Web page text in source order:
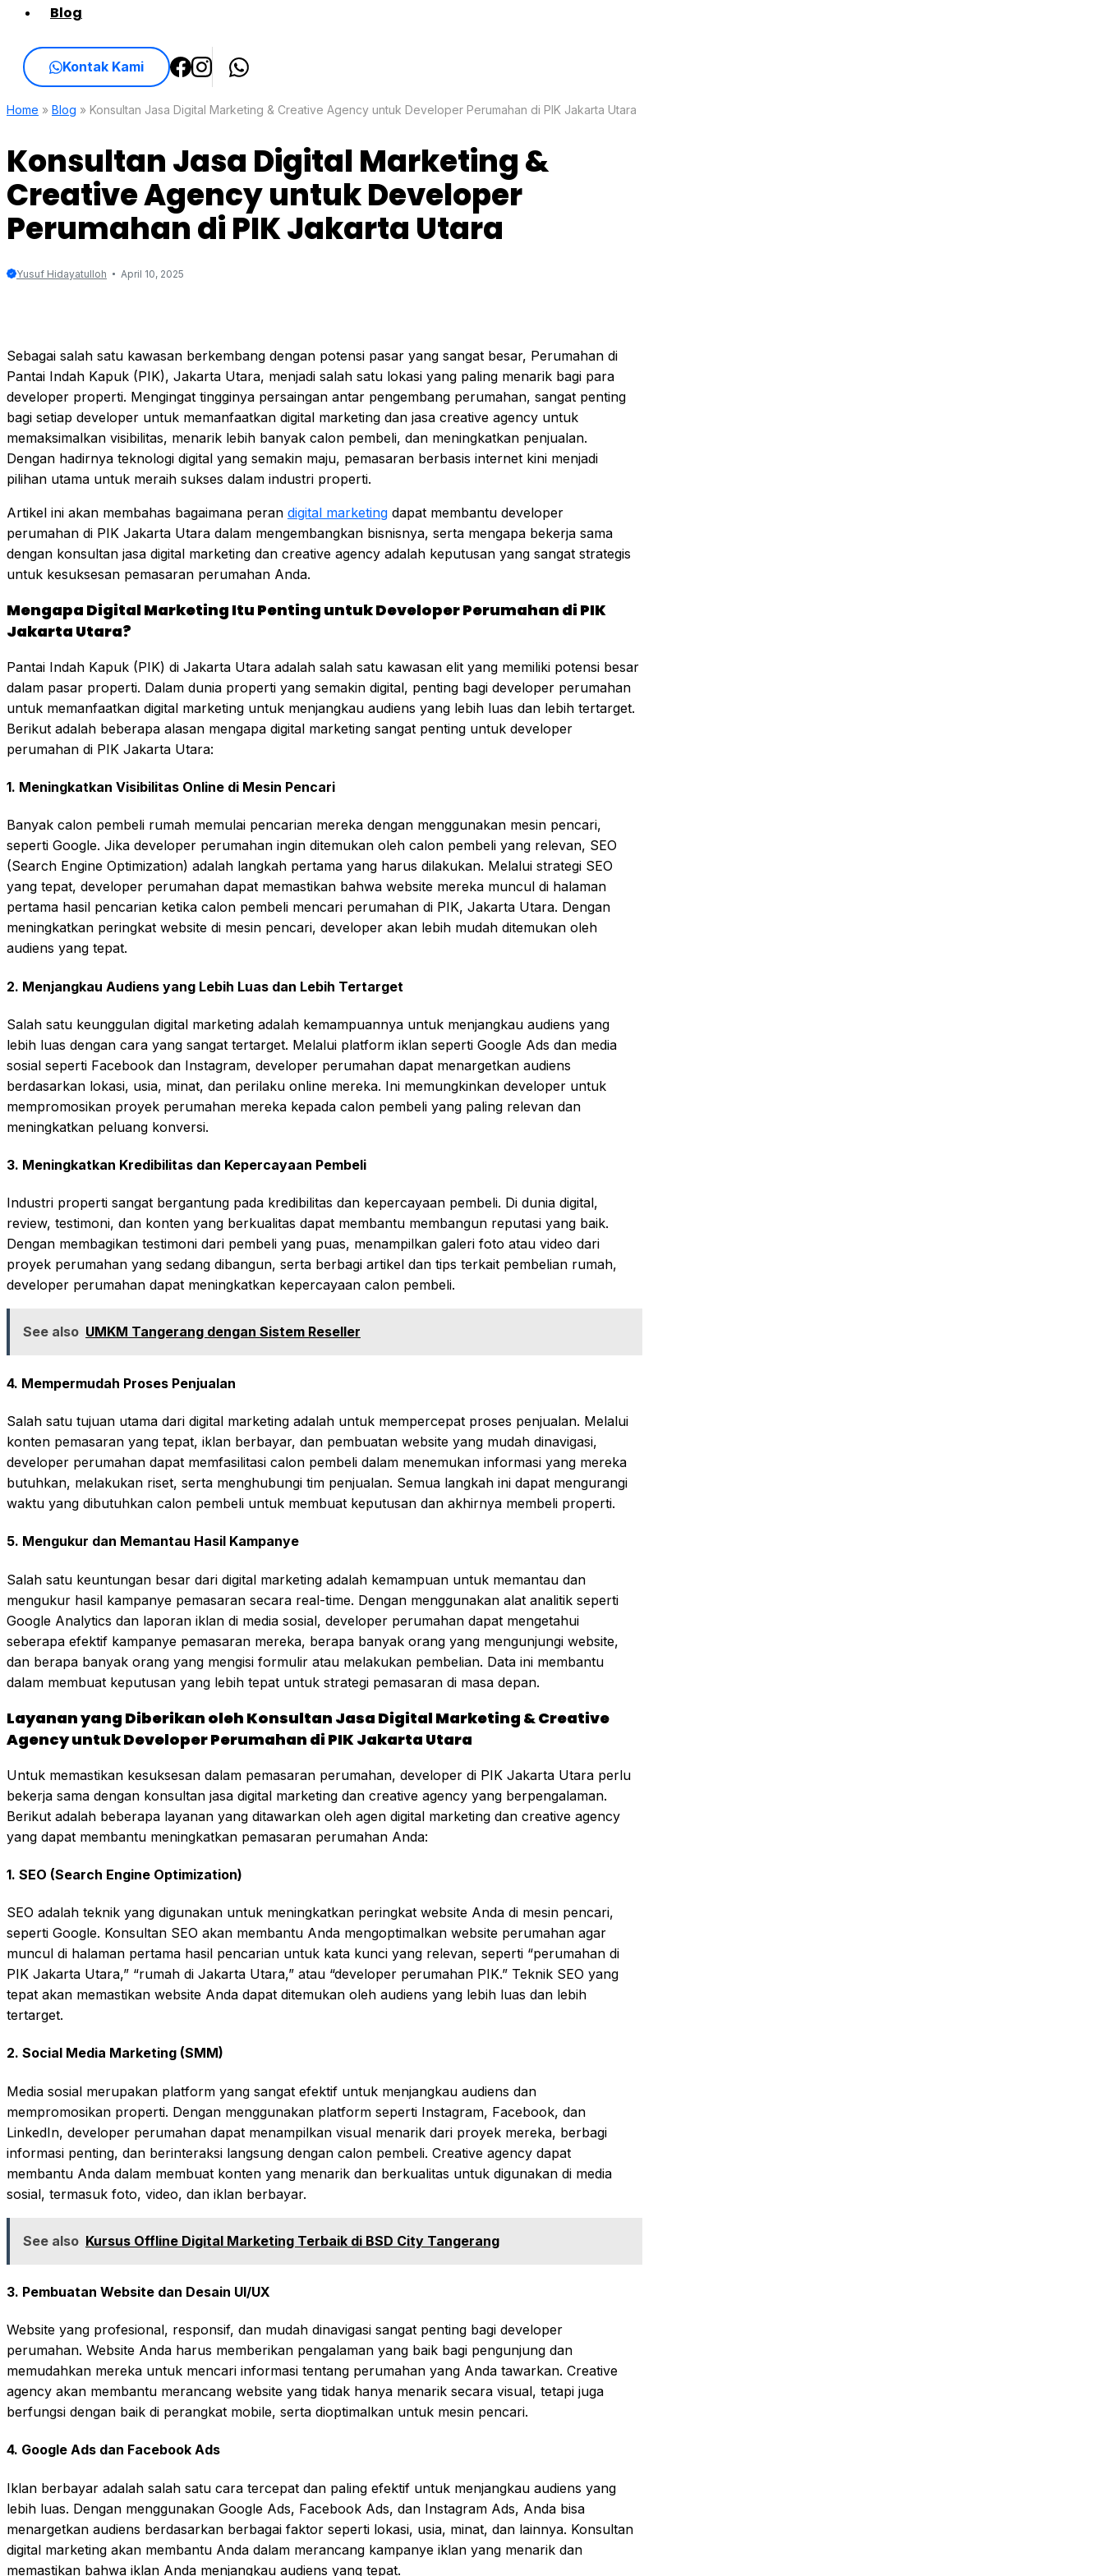
Blog
Kontak Kami
Home » Blog » Konsultan Jasa Digital Marketing & Creative Agency untuk Developer Perumahan di PIK Jakarta Utara
Konsultan Jasa Digital Marketing &
Creative Agency untuk Developer
Perumahan di PIK Jakarta Utara
Yusuf Hidayatulloh April 10, 2025
Sebagai salah satu kawasan berkembang dengan potensi pasar yang sangat besar, Perumahan di
Pantai Indah Kapuk (PIK), Jakarta Utara, menjadi salah satu lokasi yang paling menarik bagi para
developer properti. Mengingat tingginya persaingan antar pengembang perumahan, sangat penting
bagi setiap developer untuk memanfaatkan digital marketing dan jasa creative agency untuk
memaksimalkan visibilitas, menarik lebih banyak calon pembeli, dan meningkatkan penjualan.
Dengan hadirnya teknologi digital yang semakin maju, pemasaran berbasis internet kini menjadi
pilihan utama untuk meraih sukses dalam industri properti.
Artikel ini akan membahas bagaimana peran digital marketing dapat membantu developer
perumahan di PIK Jakarta Utara dalam mengembangkan bisnisnya, serta mengapa bekerja sama
dengan konsultan jasa digital marketing dan creative agency adalah keputusan yang sangat strategis
untuk kesuksesan pemasaran perumahan Anda.
Mengapa Digital Marketing Itu Penting untuk Developer Perumahan di PIK
Jakarta Utara?
Pantai Indah Kapuk (PIK) di Jakarta Utara adalah salah satu kawasan elit yang memiliki potensi besar
dalam pasar properti. Dalam dunia properti yang semakin digital, penting bagi developer perumahan
untuk memanfaatkan digital marketing untuk menjangkau audiens yang lebih luas dan lebih tertarget.
Berikut adalah beberapa alasan mengapa digital marketing sangat penting untuk developer
perumahan di PIK Jakarta Utara:
1. Meningkatkan Visibilitas Online di Mesin Pencari
Banyak calon pembeli rumah memulai pencarian mereka dengan menggunakan mesin pencari,
seperti Google. Jika developer perumahan ingin ditemukan oleh calon pembeli yang relevan, SEO
(Search Engine Optimization) adalah langkah pertama yang harus dilakukan. Melalui strategi SEO
yang tepat, developer perumahan dapat memastikan bahwa website mereka muncul di halaman
pertama hasil pencarian ketika calon pembeli mencari perumahan di PIK, Jakarta Utara. Dengan
meningkatkan peringkat website di mesin pencari, developer akan lebih mudah ditemukan oleh
audiens yang tepat.
2. Menjangkau Audiens yang Lebih Luas dan Lebih Tertarget
Salah satu keunggulan digital marketing adalah kemampuannya untuk menjangkau audiens yang
lebih luas dengan cara yang sangat tertarget. Melalui platform iklan seperti Google Ads dan media
sosial seperti Facebook dan Instagram, developer perumahan dapat menargetkan audiens
berdasarkan lokasi, usia, minat, dan perilaku online mereka. Ini memungkinkan developer untuk
mempromosikan proyek perumahan mereka kepada calon pembeli yang paling relevan dan
meningkatkan peluang konversi.
3. Meningkatkan Kredibilitas dan Kepercayaan Pembeli
Industri properti sangat bergantung pada kredibilitas dan kepercayaan pembeli. Di dunia digital,
review, testimoni, dan konten yang berkualitas dapat membantu membangun reputasi yang baik.
Dengan membagikan testimoni dari pembeli yang puas, menampilkan galeri foto atau video dari
proyek perumahan yang sedang dibangun, serta berbagi artikel dan tips terkait pembelian rumah,
developer perumahan dapat meningkatkan kepercayaan calon pembeli.
See also UMKM Tangerang dengan Sistem Reseller
4. Mempermudah Proses Penjualan
Salah satu tujuan utama dari digital marketing adalah untuk mempercepat proses penjualan. Melalui
konten pemasaran yang tepat, iklan berbayar, dan pembuatan website yang mudah dinavigasi,
developer perumahan dapat memfasilitasi calon pembeli dalam menemukan informasi yang mereka
butuhkan, melakukan riset, serta menghubungi tim penjualan. Semua langkah ini dapat mengurangi
waktu yang dibutuhkan calon pembeli untuk membuat keputusan dan akhirnya membeli properti.
5. Mengukur dan Memantau Hasil Kampanye
Salah satu keuntungan besar dari digital marketing adalah kemampuan untuk memantau dan
mengukur hasil kampanye pemasaran secara real-time. Dengan menggunakan alat analitik seperti
Google Analytics dan laporan iklan di media sosial, developer perumahan dapat mengetahui
seberapa efektif kampanye pemasaran mereka, berapa banyak orang yang mengunjungi website,
dan berapa banyak orang yang mengisi formulir atau melakukan pembelian. Data ini membantu
dalam membuat keputusan yang lebih tepat untuk strategi pemasaran di masa depan.
Layanan yang Diberikan oleh Konsultan Jasa Digital Marketing & Creative
Agency untuk Developer Perumahan di PIK Jakarta Utara
Untuk memastikan kesuksesan dalam pemasaran perumahan, developer di PIK Jakarta Utara perlu
bekerja sama dengan konsultan jasa digital marketing dan creative agency yang berpengalaman.
Berikut adalah beberapa layanan yang ditawarkan oleh agen digital marketing dan creative agency
yang dapat membantu meningkatkan pemasaran perumahan Anda:
1. SEO (Search Engine Optimization)
SEO adalah teknik yang digunakan untuk meningkatkan peringkat website Anda di mesin pencari,
seperti Google. Konsultan SEO akan membantu Anda mengoptimalkan website perumahan agar
muncul di halaman pertama hasil pencarian untuk kata kunci yang relevan, seperti “perumahan di
PIK Jakarta Utara,” “rumah di Jakarta Utara,” atau “developer perumahan PIK.” Teknik SEO yang
tepat akan memastikan website Anda dapat ditemukan oleh audiens yang lebih luas dan lebih
tertarget.
2. Social Media Marketing (SMM)
Media sosial merupakan platform yang sangat efektif untuk menjangkau audiens dan
mempromosikan properti. Dengan menggunakan platform seperti Instagram, Facebook, dan
LinkedIn, developer perumahan dapat menampilkan visual menarik dari proyek mereka, berbagi
informasi penting, dan berinteraksi langsung dengan calon pembeli. Creative agency dapat
membantu Anda dalam membuat konten yang menarik dan berkualitas untuk digunakan di media
sosial, termasuk foto, video, dan iklan berbayar.
See also Kursus Offline Digital Marketing Terbaik di BSD City Tangerang
3. Pembuatan Website dan Desain UI/UX
Website yang profesional, responsif, dan mudah dinavigasi sangat penting bagi developer
perumahan. Website Anda harus memberikan pengalaman yang baik bagi pengunjung dan
memudahkan mereka untuk mencari informasi tentang perumahan yang Anda tawarkan. Creative
agency akan membantu merancang website yang tidak hanya menarik secara visual, tetapi juga
berfungsi dengan baik di perangkat mobile, serta dioptimalkan untuk mesin pencari.
4. Google Ads dan Facebook Ads
Iklan berbayar adalah salah satu cara tercepat dan paling efektif untuk menjangkau audiens yang
lebih luas. Dengan menggunakan Google Ads, Facebook Ads, dan Instagram Ads, Anda bisa
menargetkan audiens berdasarkan berbagai faktor seperti lokasi, usia, minat, dan lainnya. Konsultan
digital marketing akan membantu Anda dalam merancang kampanye iklan yang menarik dan
memastikan bahwa iklan Anda menjangkau audiens yang tepat.